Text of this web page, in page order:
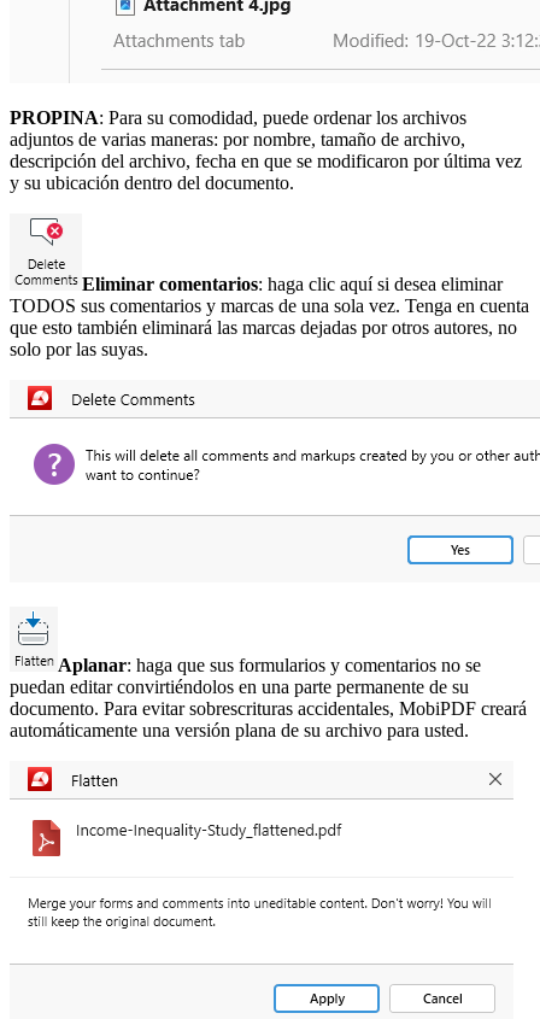
PROPINA: Para su comodidad, puede ordenar los archivos
adjuntos de varias maneras: por nombre, tamaño de archivo,
descripción del archivo, fecha en que se modificaron por última vez
y su ubicación dentro del documento.
Eliminar comentarios: haga clic aquí si desea eliminar
TODOS sus comentarios y marcas de una sola vez. Tenga en cuenta
que esto también eliminará las marcas dejadas por otros autores, no
solo por las suyas.
Aplanar: haga que sus formularios y comentarios no se
puedan editar convirtiéndolos en una parte permanente de su
documento. Para evitar sobrescrituras accidentales, MobiPDF creará
automáticamente una versión plana de su archivo para usted.